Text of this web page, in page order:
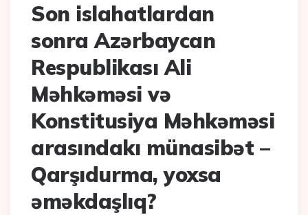
Son islahatlardan
sonra Azərbaycan
Respublikası Ali
Məhkəməsi və
Konstitusiya Məhkəməsi
arasındakı münasibət –
Qarşıdurma, yoxsa
əməkdaşlıq?